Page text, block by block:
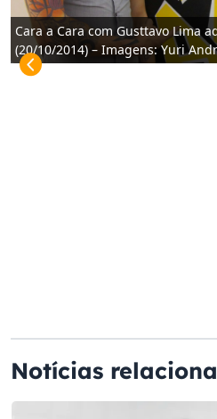
Cara a Cara com Gusttavo Lima
(20/10/2014) – Imagens: Yuri
Notícias